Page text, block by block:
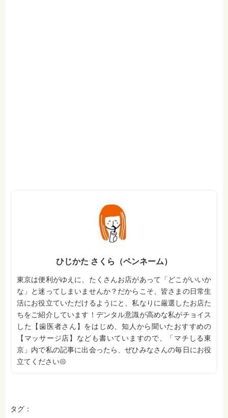
ひじかた さくら（ペンネーム）
東京は便利がゆえに、たくさんお店があって「どこがいいか
な」と迷ってしまいませんか？だからこそ、皆さまの日常生
活にお役立ていただけるようにと、私なりに厳選したお店た
ちをご紹介しています！デンタル意識が高めな私がチョイス
した【歯医者さん】をはじめ、知人から聞いたおすすめの
【マッサージ店】なども書いていますので、「マチしる東
京」内で私の記事に出会ったら、ぜひみなさんの毎日にお役
立てください𑁍
タグ：